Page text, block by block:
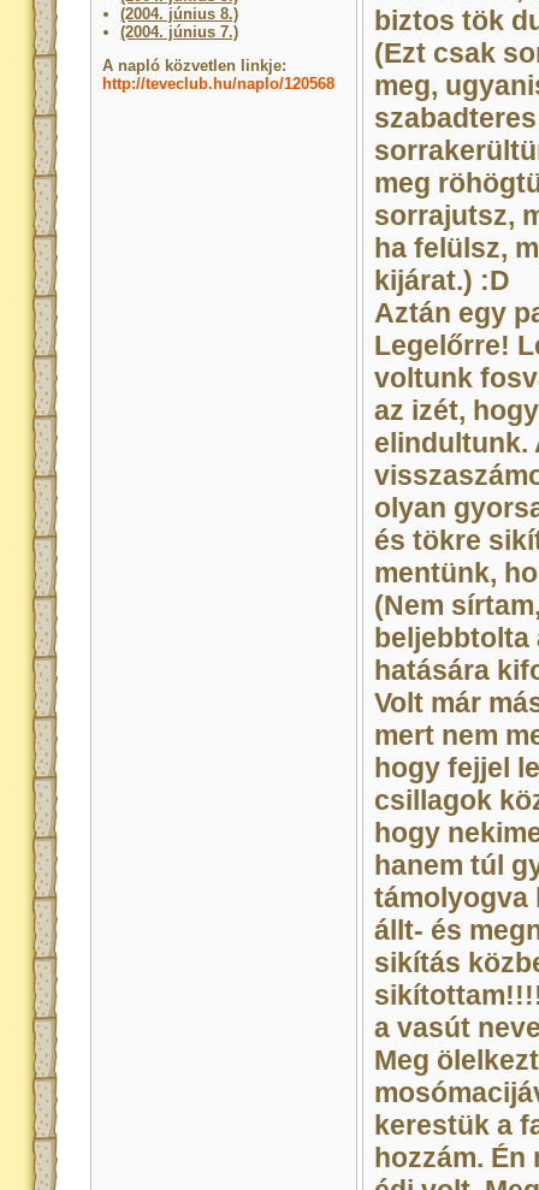
(2004. június 8.)
(2004. június 7.)
A napló közvetlen linkje:
http://teveclub.hu/naplo/120568
biztos tök
(Ezt csak
meg,
meg
sorrajutsz,
ha felülsz,
kijárat.) :D
Aztán egy
Legelőrre!
voltunk
az izét,
elindultunk.
olyan
és tökre
mentünk,
(Nem
beljebbtolta
hatására
Volt már
mert nem
hogy fejjel
csillagok
hogy
hanem túl
támolyogva
állt- és
sikítás
a vasút
Meg
kerestük a
hozzám. Én